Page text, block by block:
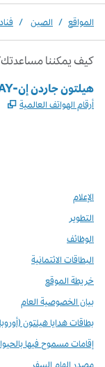
المواقع / الصين /
كيف يمكننا
+1-877-STAY-هيلتون جاردن إن
أرقام الهواتف العالمية
الإعلام
التطوير
الوظائف
البطاقات الائتمانية
خريطة الموقع
بيان الخصوصية العام
بطاقات هدايا هيلتون
إقامات مسموح فيها
مصدر إلهام السفر